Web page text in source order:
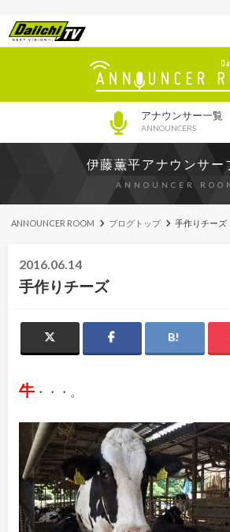
アナウンサー一覧
ANNOUNCERS
伊藤薫平アナウンサー
ANNOUNCER
ANNOUNCER ROOM ブログトップ 手作りチーズ
2016.06.14
手作りチーズ
牛・・・。